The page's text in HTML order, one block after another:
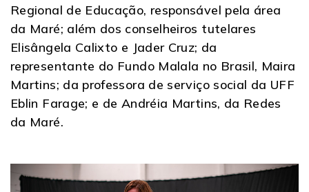
Regional de Educação, responsável pela área
da Maré; além dos conselheiros tutelares
Elisângela Calixto e Jader Cruz; da
representante do Fundo Malala no Brasil, Maira
Martins; da professora de serviço social da UFF
Eblin Farage; e de Andréia Martins, da Redes
da Maré.